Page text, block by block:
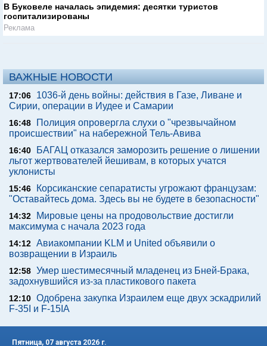
В Буковеле началась эпидемия: десятки туристов
госпитализированы
Реклама
ВАЖНЫЕ НОВОСТИ
17:06
1036-й день войны: действия в Газе, Ливане и
Сирии, операции в Иудее и Самарии
16:48
Полиция опровергла слухи о "чрезвычайном
происшествии" на набережной Тель-Авива
16:40
БАГАЦ отказался заморозить решение о лишении
льгот жертвователей йешивам, в которых учатся
уклонисты
15:46
Корсиканские сепаратисты угрожают французам:
"Оставайтесь дома. Здесь вы не будете в безопасности"
14:32
Мировые цены на продовольствие достигли
максимума с начала 2023 года
14:12 Авиакомпании KLM и United объявили о
возвращении в Израиль
12:58 Умер шестимесячный младенец из Бней-Брака,
задохнувшийся из-за пластикового пакета
12:10 Одобрена закупка Израилем еще двух эскадрилий
F-35I и F-15IA
Пятница, 07 августа 2026 г.